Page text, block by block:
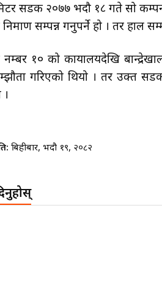
सडक २०७७ भदौ १८ गते सो
सम्पन्न गर्नुपर्ने हो । तर हाल
नम्बर १० को कार्यालयदेखि
गरिएको थियो । तर उक्त
बिहीबार, भदौ १९, २०८२